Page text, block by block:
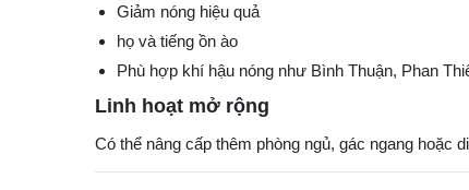
Giảm nóng hiệu quả
họ và tiếng ồn ào
Phù hợp khí hậu nóng như Bình Thuận, Phan
Linh hoạt mở rộng
Có thể nâng cấp thêm phòng ngủ, gác ngang hoặc